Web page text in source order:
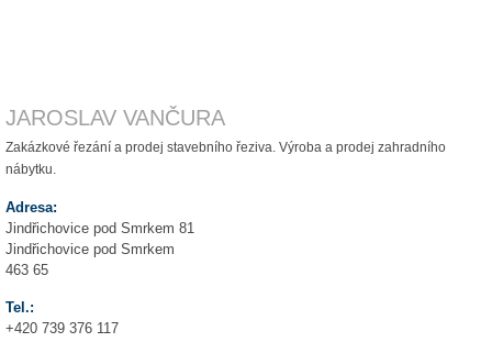
JAROSLAV VANČURA
Zakázkové řezání a prodej stavebního řeziva. Výroba a prodej zahradního
nábytku.
Adresa:
Jindřichovice pod Smrkem 81
Jindřichovice pod Smrkem
463 65
Tel.:
+420 739 376 117